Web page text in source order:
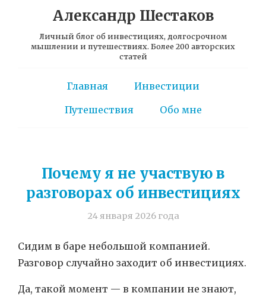
Александр Шестаков
Личный блог об инвестициях, долгосрочном
мышлении и путешествиях. Более 200 авторских
статей
Главная
Инвестиции
Путешествия
Обо мне
Почему я не участвую в
разговорах об инвестициях
24 января 2026 года
Сидим в баре небольшой компанией.
Разговор случайно заходит об инвестициях.
Да, такой момент — в компании не знают,